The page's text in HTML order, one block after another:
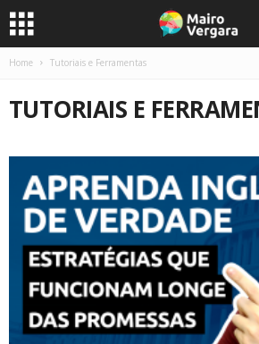
Home Tutoriais e Ferramentas
TUTORIAIS E